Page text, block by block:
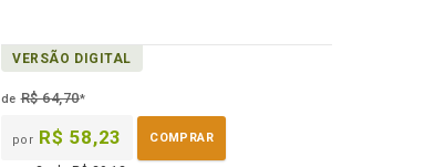
VERSÃO DIGITAL
deR$ 64,70*
por R$ 58,23 COMPRAR